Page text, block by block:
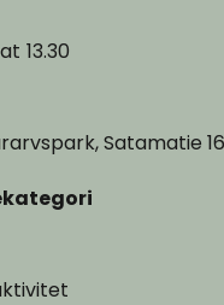
at 13.30
Satamatie 16